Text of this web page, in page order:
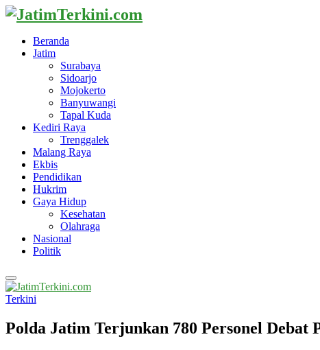
Beranda
Jatim
Surabaya
Sidoarjo
Mojokerto
Banyuwangi
Tapal Kuda
Kediri Raya
Trenggalek
Malang Raya
Ekbis
Pendidikan
Hukrim
Gaya Hidup
Kesehatan
Olahraga
Nasional
Politik
Primary
Menu
Terkini
Polda Jatim Terjunkan 780 Personel